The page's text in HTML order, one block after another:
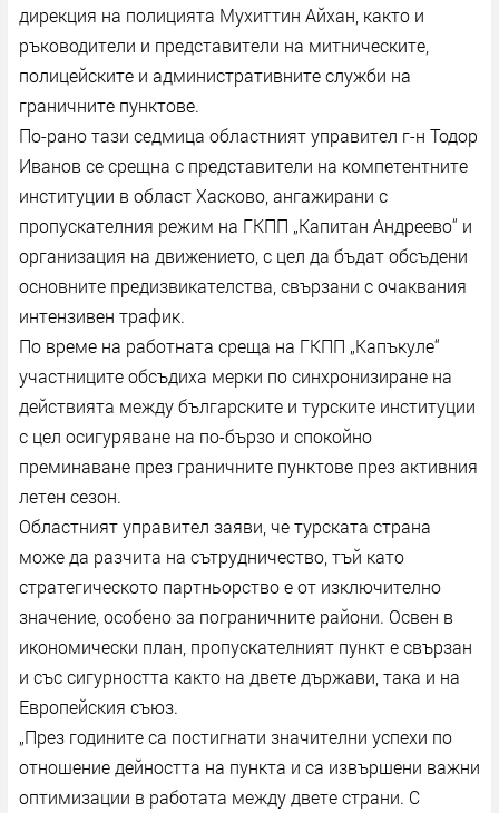
дирекция на полицията Мухиттин Айхан, както и
ръководители и представители на митническите,
полицейските и административните служби на
граничните пунктове.
По-рано тази седмица областният управител г-н Тодор
Иванов се срещна с представители на компетентните
институции в област Хасково, ангажирани с
пропускателния режим на ГКПП „Капитан Андреево“ и
организация на движението, с цел да бъдат обсъдени
основните предизвикателства, свързани с очаквания
интензивен трафик.
По време на работната среща на ГКПП „Капъкуле“
участниците обсъдиха мерки по синхронизиране на
действията между българските и турските институции
с цел осигуряване на по-бързо и спокойно
преминаване през граничните пунктове през активния
летен сезон.
Областният управител заяви, че турската страна
може да разчита на сътрудничество, тъй като
стратегическото партньорство е от изключително
значение, особено за пограничните райони. Освен в
икономически план, пропускателният пункт е свързан
и със сигурността както на двете държави, така и на
Европейския съюз.
„През годините са постигнати значителни успехи по
отношение дейността на пункта и са извършени важни
оптимизации в работата между двете страни. С